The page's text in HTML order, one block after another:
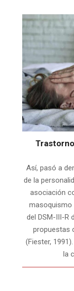
Así, pasó a
de la
asociación
masoquismo
del DSM-III-R
propuestas
(Fiester,
la